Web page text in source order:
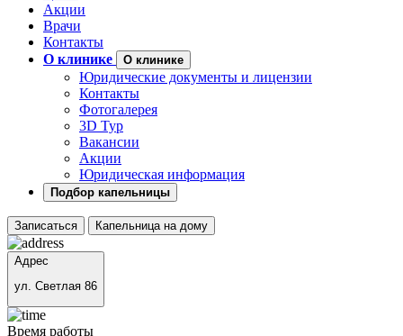
Акции
Врачи
Контакты
О клинике
О клинике
Юридические документы и лицензии
Контакты
Фотогалерея
3D Тур
Вакансии
Акции
Юридическая информация
Подбор капельницы
Записаться Капельница на дому
Адрес
ул. Светлая 86
Время работы